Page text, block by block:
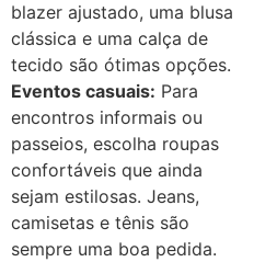
blazer ajustado, uma blusa
clássica e uma calça de
tecido são ótimas opções.
Eventos casuais: Para
encontros informais ou
passeios, escolha roupas
confortáveis que ainda
sejam estilosas. Jeans,
camisetas e tênis são
sempre uma boa pedida.